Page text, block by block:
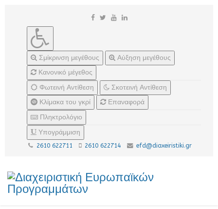
Σμίκρινση μεγέθους
Αύξηση μεγέθους
Κανονικό μέγεθος
Φωτεινή Αντίθεση
Σκοτεινή Αντίθεση
Κλίμακα του γκρί
Επαναφορά
Πληκτρολόγιο
Υπογράμμιση
2610 622711 2610 622714 efd@diaxeiristiki.gr